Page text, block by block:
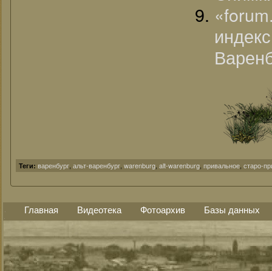
Теги: варенбург альт-варенбург warenburg alt-warenburg привальное старо-
Главная Видеотека Фотоархив Базы данных